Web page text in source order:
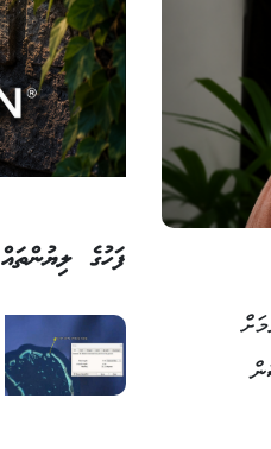
ފަހުގެ ލިޔުންތައް